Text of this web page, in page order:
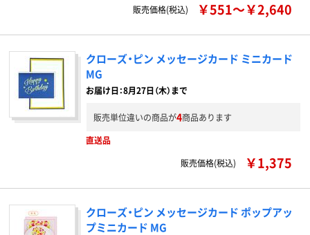
販売価格(税込)
￥551～￥2,640
クローズ・ピン メッセージカード ミニカード
MG
お届け日：8月27日（木）まで
販売単位違いの商品が4商品あります
直送品
販売価格(税込)
￥1,375
クローズ・ピン メッセージカード ポップアッ
プミニカード MG